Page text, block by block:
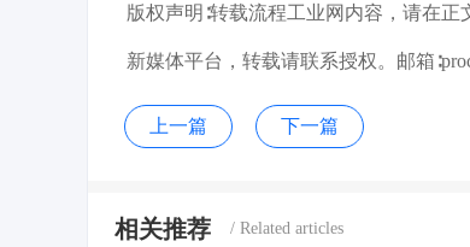
版权声明 ∶转载流程工业网内容，请在
新媒体平台，转载请联系授权。邮箱
上一篇 下一篇
相关推荐